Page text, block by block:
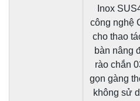
Inox
công nghệ
cho thao
bàn nâng
rào chắn
gọn gàng
không sử